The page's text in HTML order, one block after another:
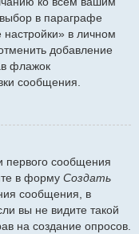
в параграфе
в личном
добавление
флажок
сообщения.
первого сообщения
в форму Создать
сообщения, в
вы не видите такой
на создание опросов.